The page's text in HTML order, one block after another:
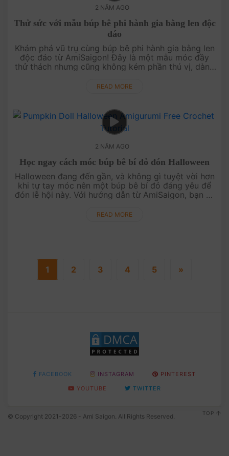
2 NĂM AGO
Thử sức với mẫu búp bê phi hành gia bằng len độc
đáo
Khám phá vũ trụ cùng búp bê phi hành gia bằng len
độc đáo từ AmiSaigon! Đây là một mẫu móc đầy
thử thách nhưng cũng không kém phần thú vị, dành
mẫu móc này và mang đến....
READ MORE
2 NĂM AGO
Học ngay cách móc búp bê bí đỏ đón Halloween
Halloween đang đến gần, và không gì tuyệt vời hơn
khi tự tay móc nên một búp bê bí đỏ đáng yêu để
đón lễ hội này. Với hướng dẫn từ AmiSaigon, bạn sẽ
Halloween. Hãy thử nga....
READ MORE
1 2 3 4 5 »
FACEBOOK INSTAGRAM
PINTEREST
YOUTUBE
TWITTER
© Copyright 2021-2026 - Ami Saigon. All Rights Reserved. TOP